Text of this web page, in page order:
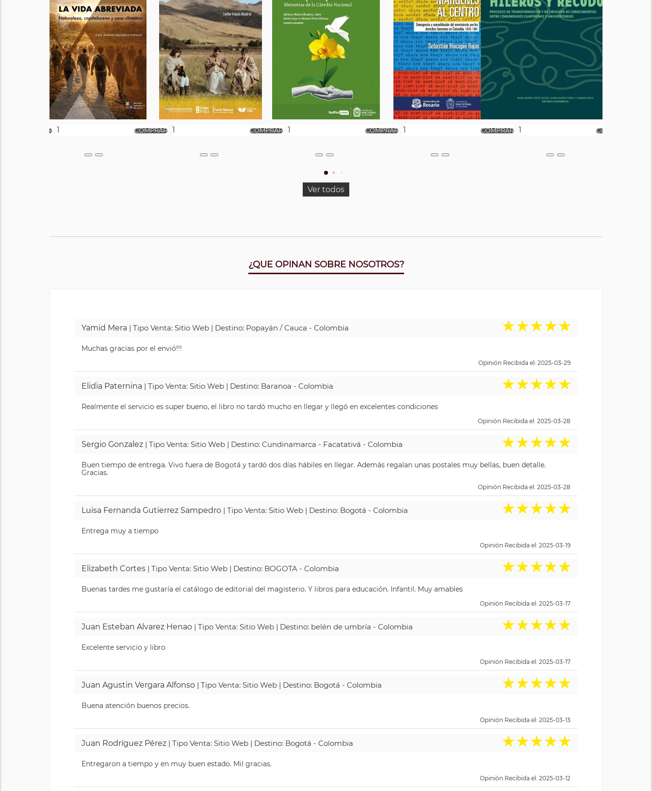
Ver todos
¿QUE OPINAN SOBRE NOSOTROS?
Yamid Mera | Tipo Venta: Sitio Web | Destino: Popayán / Cauca - Colombia ★★★★★
Muchas gracias por el envió!!!
Opinión Recibida el: 2025-03-29
Elidia Paternina | Tipo Venta: Sitio Web | Destino: Baranoa - Colombia ★★★★★
Realmente el servicio es super bueno, el libro no tardó mucho en llegar y llegó en excelentes condiciones
Opinión Recibida el: 2025-03-28
Sergio Gonzalez | Tipo Venta: Sitio Web | Destino: Cundinamarca - Facatativá - Colombia ★★★★★
Buen tiempo de entrega. Vivo fuera de Bogotá y tardó dos días hábiles en llegar. Además regalan unas postales muy bellas, buen detalle.
Gracias.
Opinión Recibida el: 2025-03-28
Luisa Fernanda Gutierrez Sampedro | Tipo Venta: Sitio Web | Destino: Bogotá - Colombia ★★★★★
Entrega muy a tiempo
Opinión Recibida el: 2025-03-19
Elizabeth Cortes | Tipo Venta: Sitio Web | Destino: BOGOTA - Colombia ★★★★★
Buenas tardes me gustaría el catálogo de editorial del magisterio. Y libros para educación. Infantil. Muy amables
Opinión Recibida el: 2025-03-17
Juan Esteban Alvarez Henao | Tipo Venta: Sitio Web | Destino: belén de umbría - Colombia ★★★★★
Excelente servicio y libro
Opinión Recibida el: 2025-03-17
Juan Agustin Vergara Alfonso | Tipo Venta: Sitio Web | Destino: Bogotá - Colombia ★★★★★
Buena atención buenos precios.
Opinión Recibida el: 2025-03-13
Juan Rodríguez Pérez | Tipo Venta: Sitio Web | Destino: Bogotá - Colombia ★★★★★
Entregaron a tiempo y en muy buen estado. Mil gracias.
Opinión Recibida el: 2025-03-12